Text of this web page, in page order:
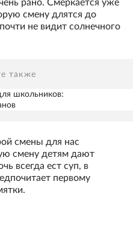
рано. Смеркается уже
смену длятся до
не видит солнечного
также
школьников:
смены для нас
смену детям дают
всегда ест суп, в
первому